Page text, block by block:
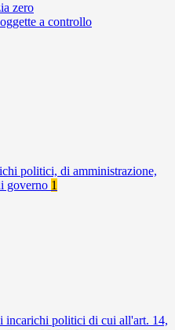
zero
a controllo
politici, di amministrazione,
governo 1
incarichi politici di cui all'art. 14,